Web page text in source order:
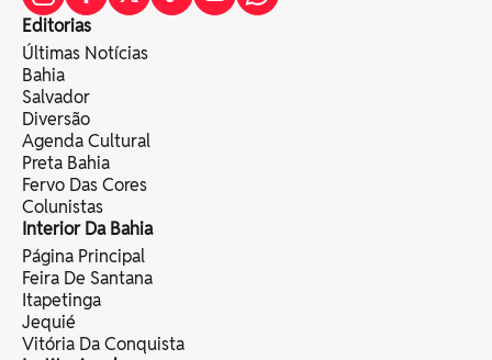
Editorias
Últimas Notícias
Bahia
Salvador
Diversão
Agenda Cultural
Preta Bahia
Fervo Das Cores
Colunistas
Interior Da Bahia
Página Principal
Feira De Santana
Itapetinga
Jequié
Vitória Da Conquista